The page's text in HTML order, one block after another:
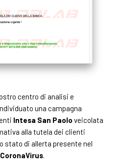
centro di analisi e
una campagna
Intesa San Paolo veicolata
alla tutela dei clienti
stato di allerta presente nel
CoronaVirus.